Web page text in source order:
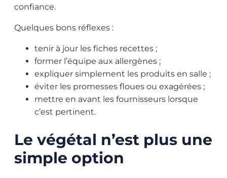
confiance.
Quelques bons réflexes :
tenir à jour les fiches recettes ;
former l’équipe aux allergènes ;
expliquer simplement les produits en salle ;
éviter les promesses floues ou exagérées ;
mettre en avant les fournisseurs lorsque
c’est pertinent.
Le végétal n’est plus une
simple option